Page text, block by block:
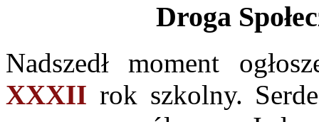
Droga
Nadszedł moment
XXXII rok szkolny.